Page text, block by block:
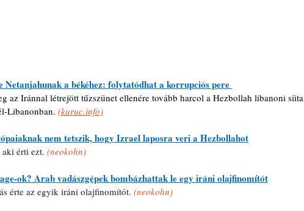
Netanjahunak a békéhez: folytatódhat a korrupciós pere
az Iránnal létrejött tűzszünet ellenére tovább harcol a Hezbollah libanoni síita
Libanonban. (kuruc.info)
nem tetszik, hogy Izrael laposra veri a Hezbollahot
aki érti ezt. (neokohn)
ok? Arab vadászgépek bombázhattak le egy iráni olajfinomítót
érte az egyik iráni olajfinomítót. (neokohn)